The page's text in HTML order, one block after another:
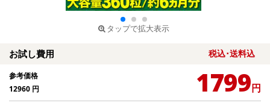
タップで拡大表示
お試し費用 税込･送料込
参考価格
12960 円 1799円